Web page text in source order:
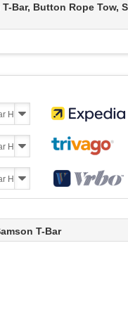
Bar, Button Rope Tow,
T-Bar